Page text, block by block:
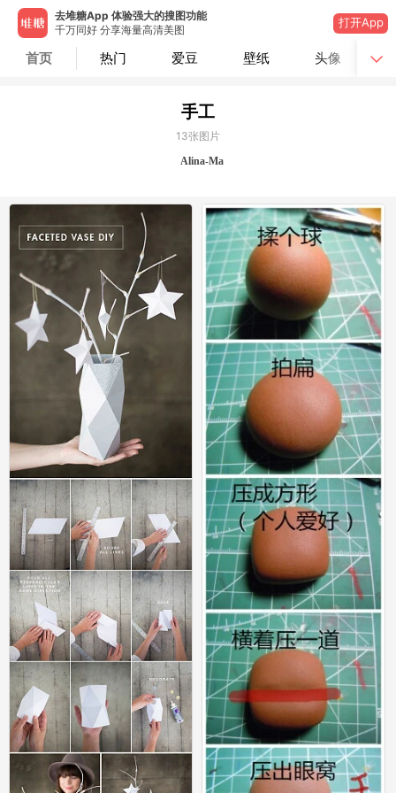
去堆糖App 体验强大的搜图功能
千万同好 分享海量高清美图
打开App
首页 热门 爱豆 壁纸 头像
手工
13张图片
Alina-Ma